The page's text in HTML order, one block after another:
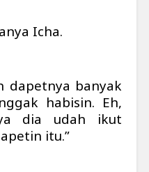
Icha.
dapetnya banyak
habisin. Eh,
dia udah ikut
itu.”